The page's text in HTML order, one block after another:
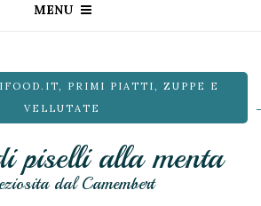
MENU
IFOOD.IT, PRIMI PIATTI , ZUPPE E
VELLUTATE
piselli alla menta
dal Camembert